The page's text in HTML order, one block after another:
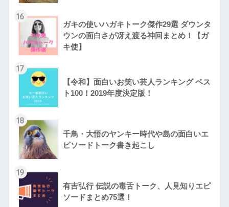
16
ガキの使いハガキトーク傑作29選 ダウンタ
ウンの面白さが冴え渡る神回まとめ！【ガ
キ使】
17
【令和】面白いお笑い芸人ランキング ベス
ト100！2019年度決定版！
18
千鳥・大悟のヤンキー時代や島の面白いエ
ピソードトーク書き起こし
19
有吉弘行 伝説の毒舌トーク、人見知りエピ
ソードまとめ75選！